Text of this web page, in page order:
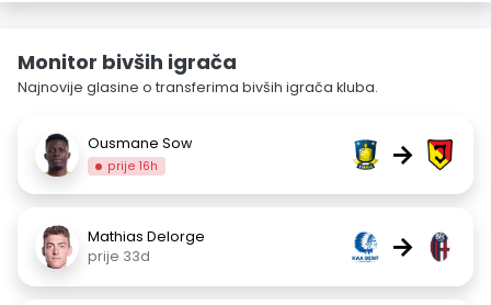
Monitor bivših igrača
Najnovije glasine o transferima bivših igrača kluba.
Ousmane Sow
prije 16h →
Mathias Delorge
prije 33d
→